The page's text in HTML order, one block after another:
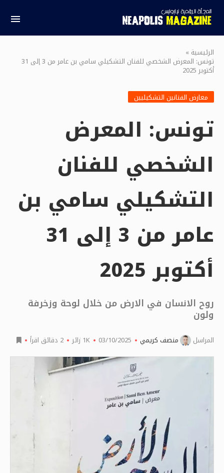
الرئيسية »
تونس: المعرض الشخصي للفنان التشكيلي سامي بن عامر من 3 إلى 31
أكتوبر 2025
معارض الفنانين التشكيليين
تونس: المعرض
الشخصي للفنان
التشكيلي سامي بن
عامر من 3 إلى 31
أكتوبر 2025
روح الانسان في الارض من خلال لوحة وزخرفة
ولون
المراسل منصف كريمي 03/10/2025
1K زائر